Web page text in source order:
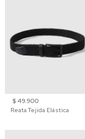
$ 49.900
Reata Tejida Elástica